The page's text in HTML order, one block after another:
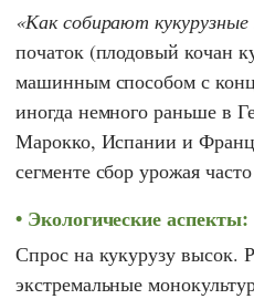
Как собирают
початок (плодовый кочан
машинным способом с
иногда немного раньше в
Марокко, Испании и
сегменте сбор урожая
Экологические аспекты:
Спрос на кукурузу высок.
экстремальные